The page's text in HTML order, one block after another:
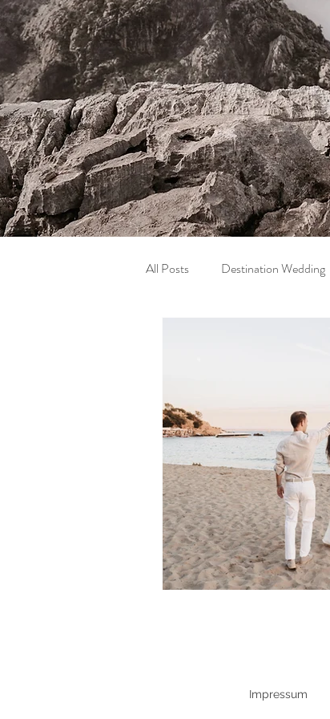
All Posts Destination Wedding
Impressum